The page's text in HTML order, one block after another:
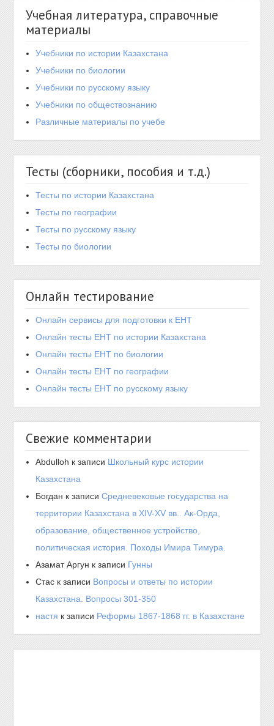
Учебная литература, справочные
материалы
Учебники по истории Казахстана
Учебники по биологии
Учебники по русскому языку
Учебники по обществознанию
Различные материалы по учебе
Тесты (сборники, пособия и т.д.)
Тесты по истории Казахстана
Тесты по географии
Тесты по русскому языку
Тесты по биологии
Онлайн тестирование
Онлайн сервисы для подготовки к ЕНТ
Онлайн тесты ЕНТ по истории Казахстана
Онлайн тесты ЕНТ по биологии
Онлайн тесты ЕНТ по географии
Онлайн тесты ЕНТ по русскому языку
Свежие комментарии
Abdulloh к записи Школьный курс истории
Казахстана
Богдан к записиСредневековые государства на
территории Казахстана в XIV-XV вв.. Ак-Орда,
образование, общественное устройство,
политическая история. Походы Имира Тимура.
Азамат Аргун к записи Гунны
Стас к записи Вопросы и ответы по истории
Казахстана. Вопросы 301-350
настя к записи Реформы 1867-1868 гг. в Казахстане